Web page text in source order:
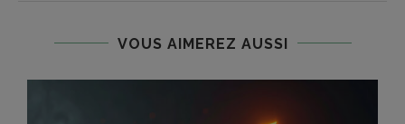
VOUS AIMEREZ AUSSI